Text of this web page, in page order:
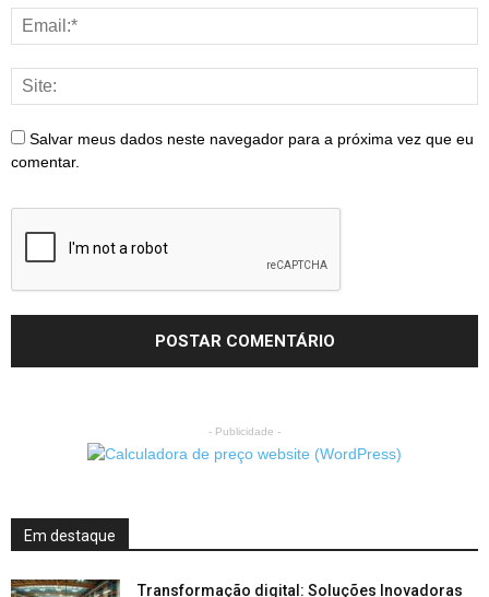
Salvar meus dados neste navegador para a próxima vez que eu
comentar.
- Publicidade -
Em destaque
Transformação digital: Soluções Inovadoras